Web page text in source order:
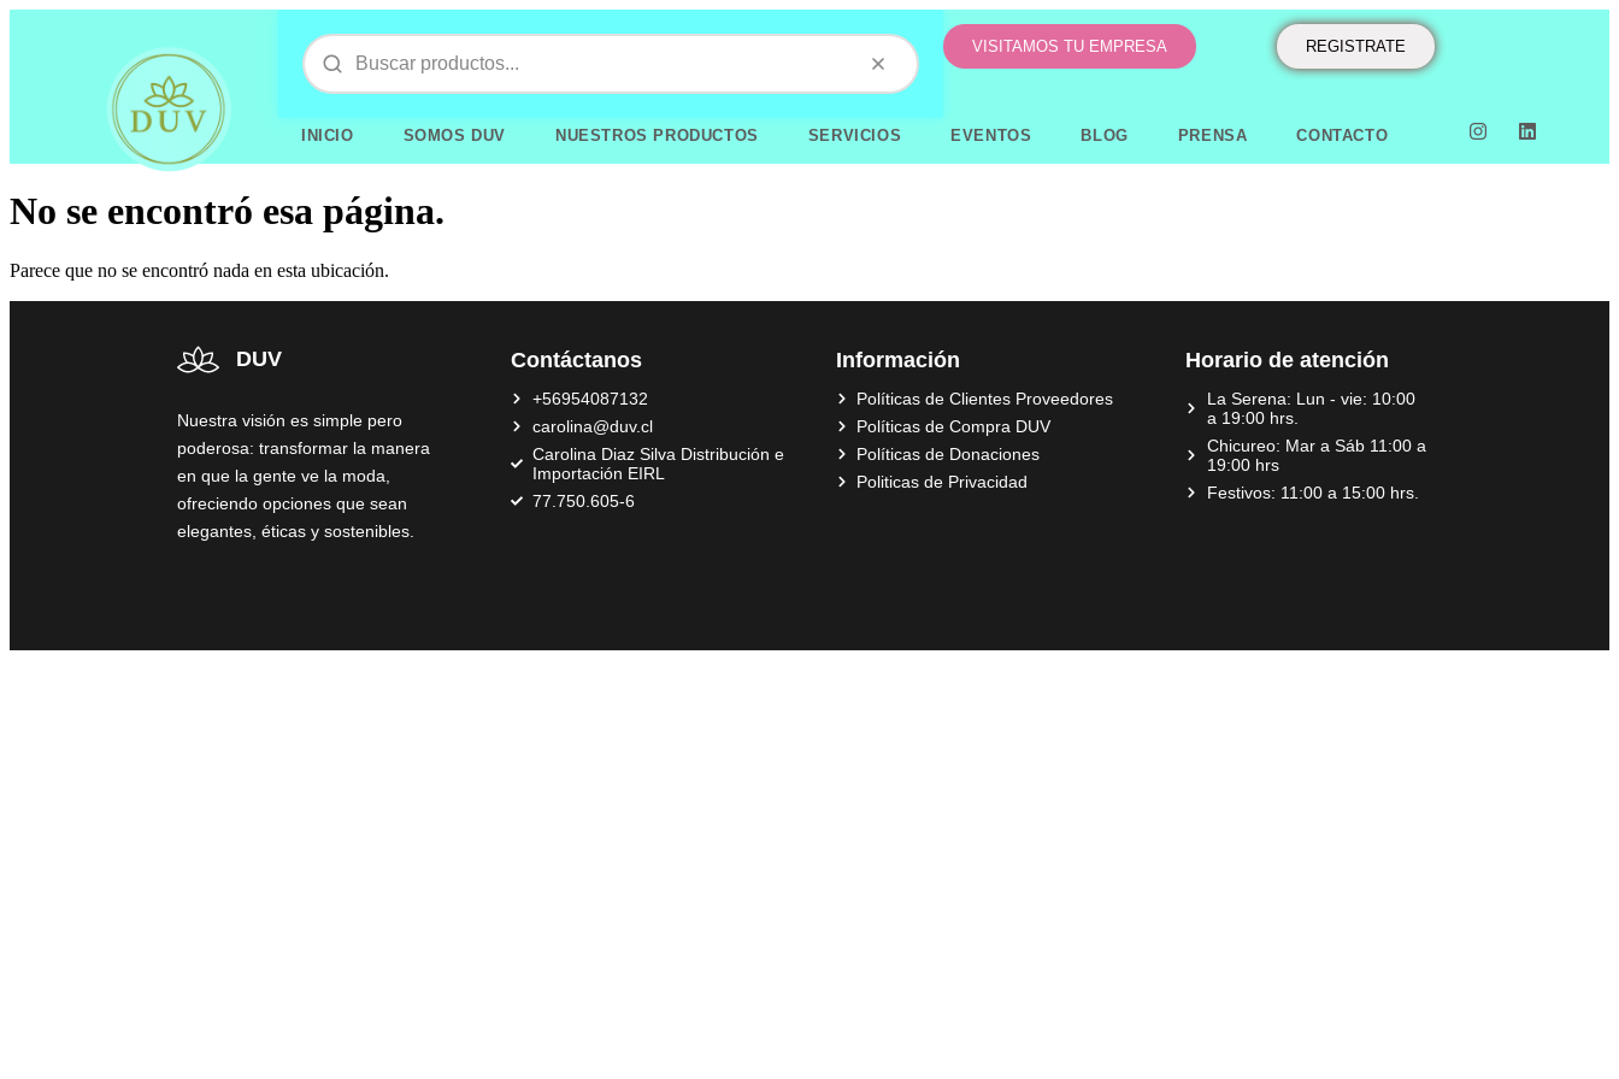
VISITAMOS TU EMPRESA REGISTRATE
INICIO SOMOS DUV NUESTROS PRODUCTOS SERVICIOS EVENTOS BLOG PRENSA CONTACTO
No se encontró esa página.
Parece que no se encontró nada en esta ubicación.
DUV
Nuestra visión es simple pero
poderosa: transformar la manera
en que la gente ve la moda,
ofreciendo opciones que sean
elegantes, éticas y sostenibles.
Contáctanos
+56954087132
carolina@duv.cl
Carolina Diaz Silva Distribución e
Importación EIRL
77.750.605-6
Información
Políticas de Clientes Proveedores
Políticas de Compra DUV
Políticas de Donaciones
Politicas de Privacidad
Horario de atención
La Serena: Lun - vie: 10:00
a 19:00 hrs.
Chicureo: Mar a Sáb 11:00 a
19:00 hrs
Festivos: 11:00 a 15:00 hrs.